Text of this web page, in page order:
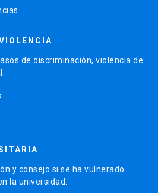
de discriminación, violencia de
y consejo si se ha vulnerado
la universidad.